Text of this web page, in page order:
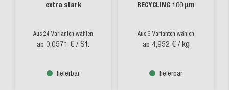
extra stark
Aus 24 Varianten wählen
ab 0,0571 € / St.
lieferbar
RECYCLING 100 µm
Aus 6 Varianten wählen
ab 4,952 € / kg
lieferbar